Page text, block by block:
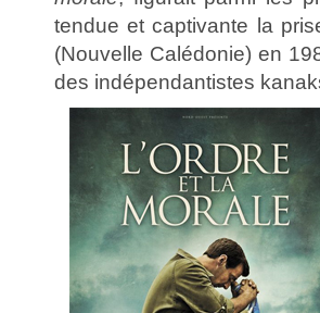
tendue et captivante la
(Nouvelle Calédonie) en
des indépendantistes